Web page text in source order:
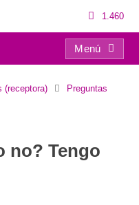
1.460
Menú
(receptora)
Preguntas
no? Tengo